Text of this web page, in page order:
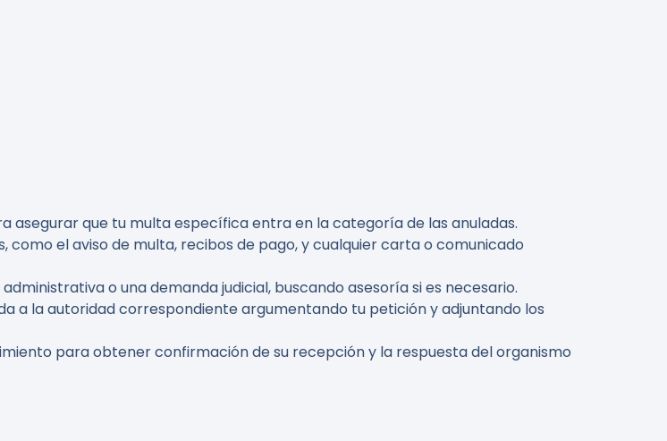
asegurar que tu multa específica entra en la categoría de las anuladas.
el aviso de multa, recibos de pago, y cualquier carta o comunicado
o una demanda judicial, buscando asesoría si es necesario.
a la autoridad correspondiente argumentando tu petición y adjuntando los
para obtener confirmación de su recepción y la respuesta del organismo